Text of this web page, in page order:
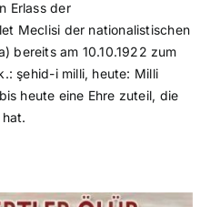
Erlass der
Meclisi der nationalistischen
bereits am 10.10.1922 zum
şehid-i milli, heute: Milli
heute eine Ehre zuteil, die